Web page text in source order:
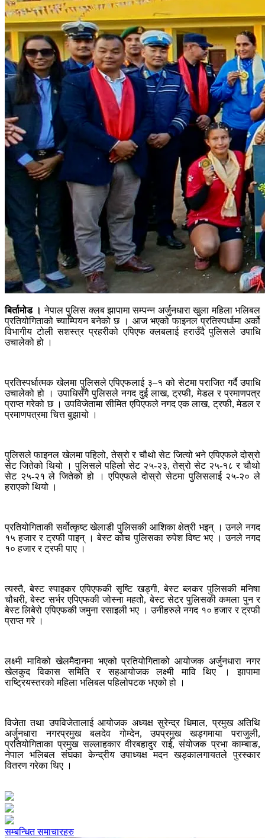
बिर्तामोड । नेपाल पुलिस क्लब झापामा सम्पन्न अर्जुनधारा खुला महिला भलिबल
प्रतियोगिताको च्याम्पियन बनेको छ । आज भएको फाइनल प्रतिस्पर्धामा अर्को
विभागीय टोली सशस्त्र प्रहरीको एपिएफ क्लबलाई हराउँदै पुलिसले उपाधि
उचालेको हो ।
प्रतिस्पर्धात्मक खेलमा पुलिसले एपिएफलाई ३–१ को सेटमा पराजित गर्दै उपाधि
उचालेको हो । उपाधिसँगै पुलिसले नगद दुई लाख, ट्रफी, मेडल र प्रमाणपत्र
प्राप्त गरेको छ । उपविजेतामा सीमित एपिएफले नगद एक लाख, ट्रफी, मेडल र
प्रमाणपत्रमा चित्त बुझायो ।
पुलिसले फाइनल खेलमा पहिलो, तेस्रो र चौथो सेट जित्यो भने एपिएफले दोस्रो
सेट जितेको थियो । पुलिसले पहिलो सेट २५-२३, तेस्रो सेट २५-१८ र चौथो
सेट २५-२१ ले जितेको हो । एपिएफले दोस्रो सेटमा पुलिसलाई २५-२० ले
हराएको थियो ।
प्रतियोगिताकी सर्वोत्कृष्ट खेलाडी पुलिसकी आशिका क्षेत्री भइन् । उनले नगद
१५ हजार र ट्रफी पाइन् । बेस्ट कोच पुलिसका रुपेश विष्ट भए । उनले नगद
१० हजार र ट्रफी पाए ।
त्यस्तै, बेस्ट स्पाइकर एपिएफकी सृष्टि खड्गी, बेस्ट ब्लकर पुलिसकी मनिषा
चौधरी, बेस्ट सर्भर एपिएफकी जोस्ना महतोे, बेस्ट सेटर पुलिसकी कमला पुन र
बेस्ट लिबेरो एपिएफकी जमुना रसाइली भए । उनीहरुले नगद १० हजार र ट्रफी
प्राप्त गरे ।
लक्ष्मी माविको खेलमैदानमा भएको प्रतियोगिताको आयोजक अर्जुनधारा नगर
खेलकुद विकास समिति र सहआयोजक लक्ष्मी मावि थिए । झापामा
राष्ट्रियस्तरको महिला भलिबल पहिलोपटक भएको हो ।
विजेता तथा उपविजेतालाई आयोजक अध्यक्ष सुरेन्द्र धिमाल, प्रमुख अतिथि
अर्जुनधारा नगरप्रमुख बलदेव गोम्देन, उपप्रमुख खड्गमाया पराजुली,
प्रतियोगिताका प्रमुख सल्लाहकार वीरबहादुर राई, संयोजक प्रभा काम्बाङ,
नेपाल भलिबल संघका केन्द्रीय उपाध्यक्ष मदन खड्कालगायतले पुरस्कार
वितरण गरेका थिए ।
सम्बन्धित समाचारहरु